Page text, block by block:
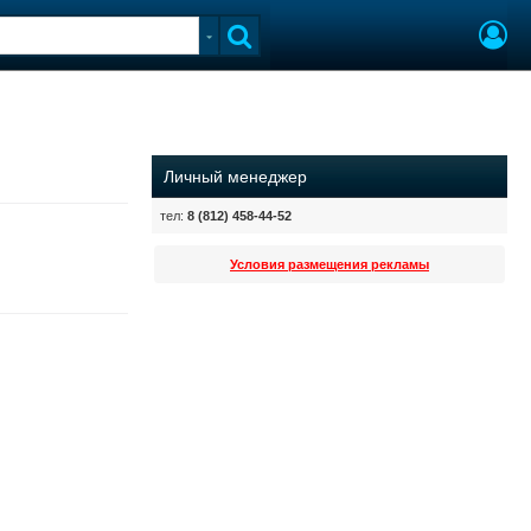
Личный менеджер
тел: 8 (812) 458-44-52
Условия размещения рекламы